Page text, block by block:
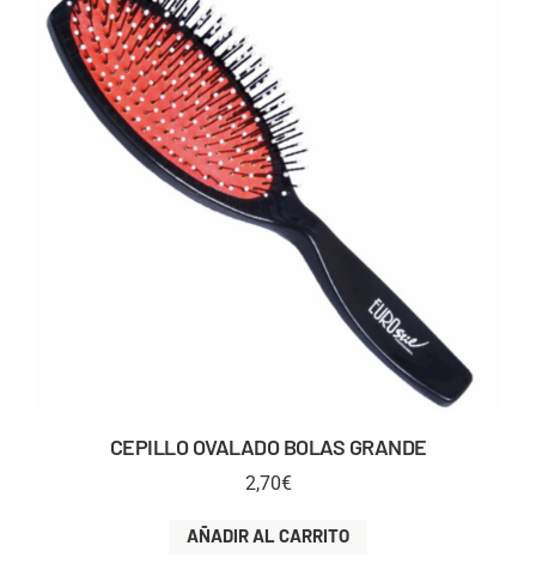
CEPILLO OVALADO BOLAS GRANDE
2,70€
AÑADIR AL CARRITO